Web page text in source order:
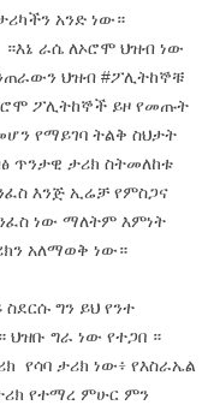
አንድ ነው።
ራሴ ለኦሮሞ ህዝብ ነው
ህዝብ #ፖሊትከኞቹ
ፖሊትከኞች ይዞ የመጡት
የማይገባ ትልቅ ስህታት
ጥንታዊ ታሪክ ስትመለከቱ
እንጅ ኢሬቻ የምስጋና
ነው ማለትም እምነት
አለማወቅ ነው።
ግን ይህ የንተ
ህዝቡ ግራ ነው የተጋበ ።
የሳባ ታሪክ ነው፥ የእስራኤል
የተማረ ምሁር ምን